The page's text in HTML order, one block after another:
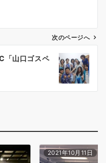
次のページへ
「山口ゴスペ
2021年10月11日